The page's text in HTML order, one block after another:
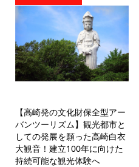
【高崎発の文化財保全型アー
バンツーリズム】観光都市と
しての発展を願った高崎白衣
大観音！建立100年に向けた
持続可能な観光体験へ